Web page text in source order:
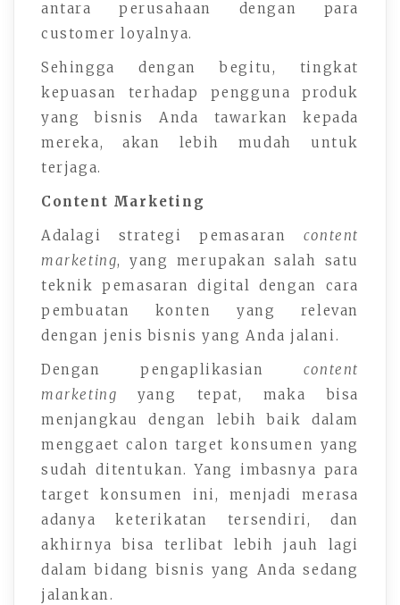
antara perusahaan dengan para
customer loyalnya.
Sehingga dengan begitu, tingkat
kepuasan terhadap pengguna produk
yang bisnis Anda tawarkan kepada
mereka, akan lebih mudah untuk
terjaga.
Content Marketing
Adalagi strategi pemasaran content
marketing, yang merupakan salah satu
teknik pemasaran digital dengan cara
pembuatan konten yang relevan
dengan jenis bisnis yang Anda jalani.
Dengan pengaplikasian content
marketing yang tepat, maka bisa
menjangkau dengan lebih baik dalam
menggaet calon target konsumen yang
sudah ditentukan. Yang imbasnya para
target konsumen ini, menjadi merasa
adanya keterikatan tersendiri, dan
akhirnya bisa terlibat lebih jauh lagi
dalam bidang bisnis yang Anda sedang
jalankan.